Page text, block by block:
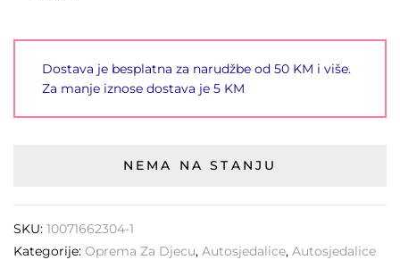
Dostava je besplatna za narudžbe od 50 KM i više.
Za manje iznose dostava je 5 KM
NEMA NA STANJU
SKU: 10071662304-1
Kategorije: Oprema Za Djecu, Autosjedalice, Autosjedalice